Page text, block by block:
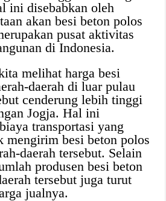
ini disebabkan oleh
akan besi beton polos
pusat aktivitas
di Indonesia.
melihat harga besi
daerah di luar pulau
cenderung lebih tinggi
Jogja. Hal ini
transportasi yang
mengirim besi beton polos
daerah tersebut. Selain
produsen besi beton
tersebut juga turut
jualnya.